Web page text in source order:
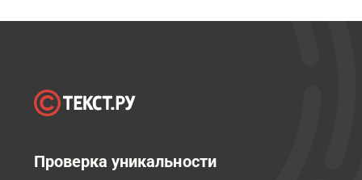
Проверка уникальности